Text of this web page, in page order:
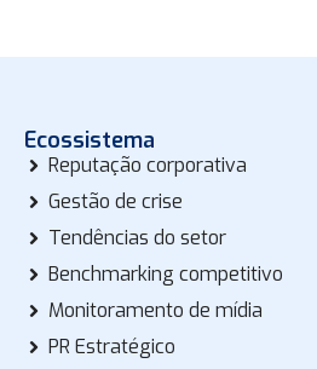
Ecossistema
Reputação corporativa
Gestão de crise
Tendências do setor
Benchmarking competitivo
Monitoramento de mídia
PR Estratégico